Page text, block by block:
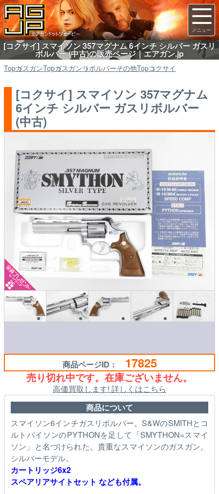
[コクサイ] スマイソン 357マグナム 6インチ シルバー ガスリ
ボルバー (中古)の販売ページ｜エアガン.jp
TopガスガンTopガスガン リボルバーその他Topコクサイ
[コクサイ] スマイソン 357マグナム
6インチ シルバー ガスリボルバー
(中古)
商品ページID： 17825
売り切れ中です。在庫ございません。
高価買取します! 詳しくはこちら
商品について
スマイソン6インチガスリボルバー。S&WのSMITHとコ
ルトパイソンのPYTHONを足して「SMYTHON=スマイ
ソン」と名づけられた。貴重なスマイソンのガスガン。
シルバーモデル。
カートリッジ6x2
スペアリアサイトセット なども付属。